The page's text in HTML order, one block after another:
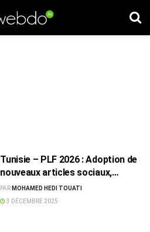
Tunisie – PLF 2026 : Adoption de
nouveaux articles sociaux,
fiscaux et écologiques
PAR MOHAMED HEDI TOUATI
3 DÉCEMBRE 2025